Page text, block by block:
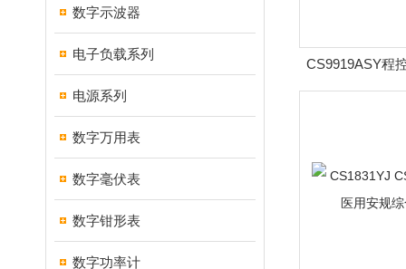
数字示波器
电子负载系列
电源系列
数字万用表
数字毫伏表
数字钳形表
数字功率计
CS9919ASY程
测